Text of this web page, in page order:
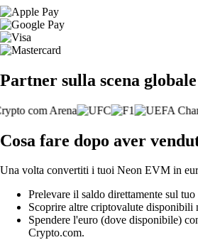
Partner sulla scena globale
Cosa fare dopo aver
Una volta convertiti i tuoi Neon EVM in
Prelevare il saldo direttamente sul
Scoprire altre criptovalute disponibili
Spendere l'euro (dove disponibile)
Crypto.com.